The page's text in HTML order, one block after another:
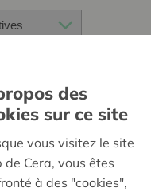
un travail
des
sur ce site
vous visitez le site
de Cera, vous êtes
à des "cookies",